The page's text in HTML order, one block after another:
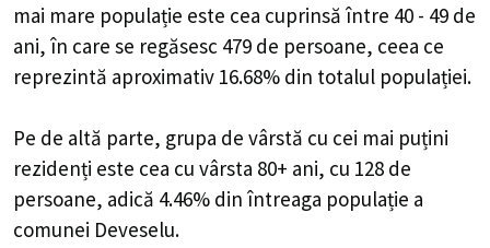
mai mare populație este cea cuprinsă între 40 - 49 de
ani, în care se regăsesc 479 de persoane, ceea ce
reprezintă aproximativ 16.68% din totalul populației.
Pe de altă parte, grupa de vârstă cu cei mai puțini
rezidenți este cea cu vârsta 80+ ani, cu 128 de
persoane, adică 4.46% din întreaga populație a
comunei Deveselu.